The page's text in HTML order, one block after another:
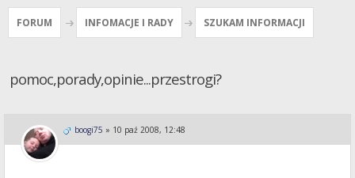
FORUM INFOMACJE I RADY SZUKAM INFORMACJI
pomoc,porady,opinie...przestrogi?
boogi75 » 10 paź 2008, 12:48